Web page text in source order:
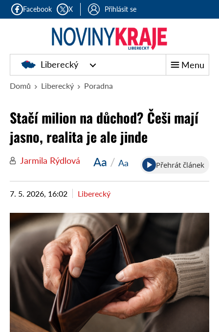
Facebook X Přihlásit se
Liberecký Menu
Domů Liberecký Poradna
Stačí milion na důchod? Češi mají
jasno, realita je ale jinde
Jarmila Rýdlová Aa / Aa Přehrát článek
7. 5. 2026, 16:02 Liberecký